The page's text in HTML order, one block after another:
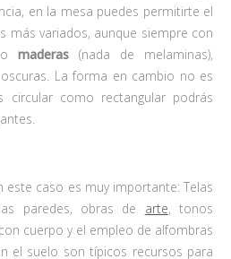
en la mesa puedes permitirte el
más variados, aunque siempre con
maderas (nada de melaminas),
La forma en cambio no es
circular como rectangular podrás
este caso es muy importante: Telas
paredes, obras de arte, tonos
cuerpo y el empleo de alfombras
el suelo son típicos recursos para